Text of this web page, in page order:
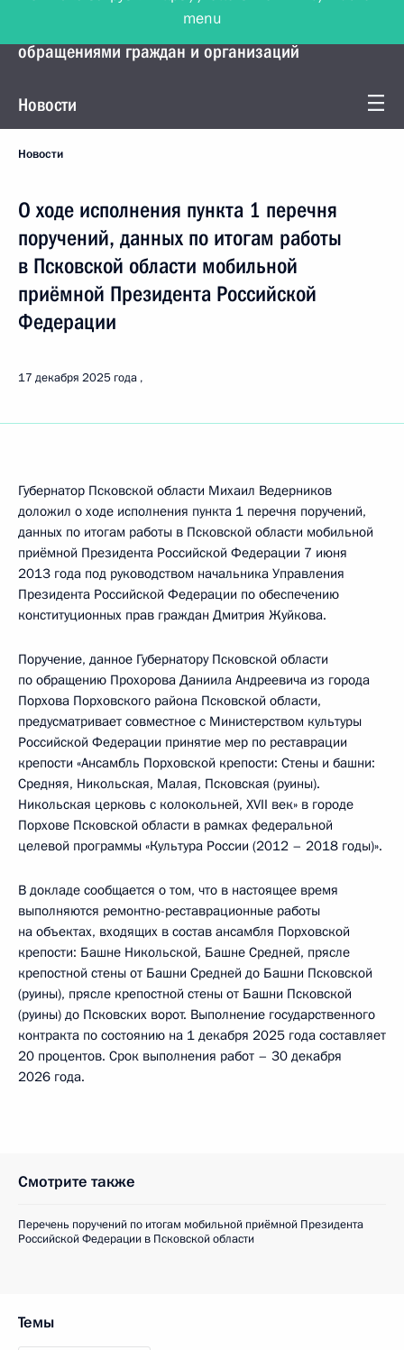
Управление Президента по работе с
обращениями граждан и организаций
Новости
Новости
О ходе исполнения пункта 1 перечня
поручений, данных по итогам работы
в Псковской области мобильной
приёмной Президента Российской
Федерации
17 декабря 2025 года
Губернатор Псковской области Михаил Ведерников
доложил о ходе исполнения пункта 1 перечня поручений,
данных по итогам работы в Псковской области мобильной
приёмной Президента Российской Федерации 7 июня
2013 года под руководством начальника Управления
Президента Российской Федерации по обеспечению
конституционных прав граждан Дмитрия Жуйкова.
Поручение, данное Губернатору Псковской области
по обращению Прохорова Даниила Андреевича из города
Порхова Порховского района Псковской области,
предусматривает совместное с Министерством культуры
Российской Федерации принятие мер по реставрации
крепости «Ансамбль Порховской крепости: Стены и башни:
Средняя, Никольская, Малая, Псковская (руины).
Никольская церковь с колокольней, XVII век» в городе
Порхове Псковской области в рамках федеральной
целевой программы «Культура России (2012 – 2018 годы)».
В докладе сообщается о том, что в настоящее время
выполняются ремонтно-реставрационные работы
на объектах, входящих в состав ансамбля Порховской
крепости: Башне Никольской, Башне Средней, прясле
крепостной стены от Башни Средней до Башни Псковской
(руины), прясле крепостной стены от Башни Псковской
(руины) до Псковских ворот. Выполнение государственного
контракта по состоянию на 1 декабря 2025 года составляет
20 процентов. Срок выполнения работ – 30 декабря
2026 года.
Смотрите также
Перечень поручений по итогам мобильной приёмной Президента
Российской Федерации в Псковской области
Темы
menu